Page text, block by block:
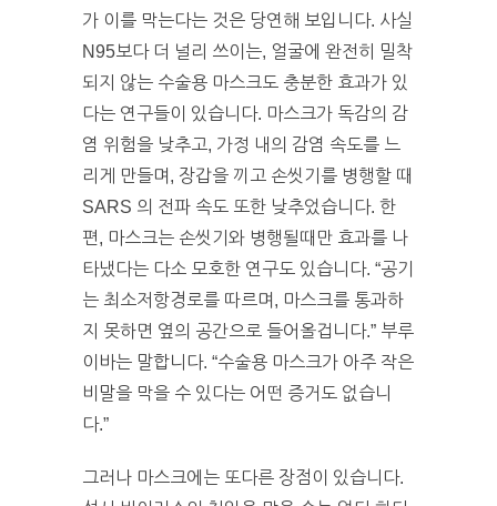
가 이를 막는다는 것은 당연해 보입니다. 사실
N95보다 더 널리 쓰이는, 얼굴에 완전히 밀착
되지 않는 수술용 마스크도 충분한 효과가 있
다는 연구들이 있습니다. 마스크가 독감의 감
염 위험을 낮추고, 가정 내의 감염 속도를 느
리게 만들며, 장갑을 끼고 손씻기를 병행할 때
SARS 의 전파 속도 또한 낮추었습니다. 한
편, 마스크는 손씻기와 병행될때만 효과를 나
타냈다는 다소 모호한 연구도 있습니다. “공기
는 최소저항경로를 따르며, 마스크를 통과하
지 못하면 옆의 공간으로 들어올겁니다.” 부루
이바는 말합니다. “수술용 마스크가 아주 작은
비말을 막을 수 있다는 어떤 증거도 없습니
다.”
그러나 마스크에는 또다른 장점이 있습니다.